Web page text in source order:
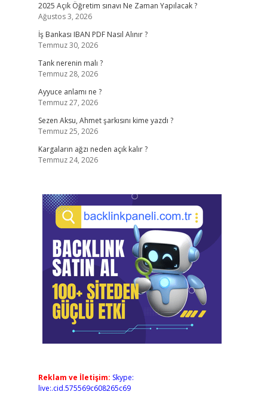
2025 Açık Öğretim sınavı Ne Zaman Yapılacak ?
Ağustos 3, 2026
İş Bankası IBAN PDF Nasıl Alınır ?
Temmuz 30, 2026
Tank nerenin malı ?
Temmuz 28, 2026
Ayyuce anlamı ne ?
Temmuz 27, 2026
Sezen Aksu, Ahmet şarkısını kime yazdı ?
Temmuz 25, 2026
Kargaların ağzı neden açık kalır ?
Temmuz 24, 2026
Reklam ve İletişim: Skype:
live:.cid.575569c608265c69